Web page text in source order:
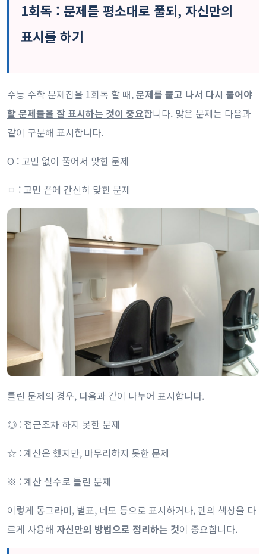
1회독 : 문제를 평소대로 풀되, 자신만의
표시를 하기
수능 수학 문제집을 1회독 할 때,문제를 풀고 나서 다시 풀어야
할 문제들을 잘 표시하는 것이 중요합니다. 맞은 문제는 다음과
같이 구분해 표시합니다.
O : 고민 없이 풀어서 맞힌 문제
ㅁ : 고민 끝에 간신히 맞힌 문제
틀린 문제의 경우, 다음과 같이 나누어 표시합니다.
◎ : 접근조차 하지 못한 문제
☆ : 계산은 했지만, 마무리하지 못한 문제
※ : 계산 실수로 틀린 문제
이렇게 동그라미, 별표, 네모 등으로 표시하거나, 펜의 색상을 다
르게 사용해 자신만의 방법으로 정리하는 것이 중요합니다.